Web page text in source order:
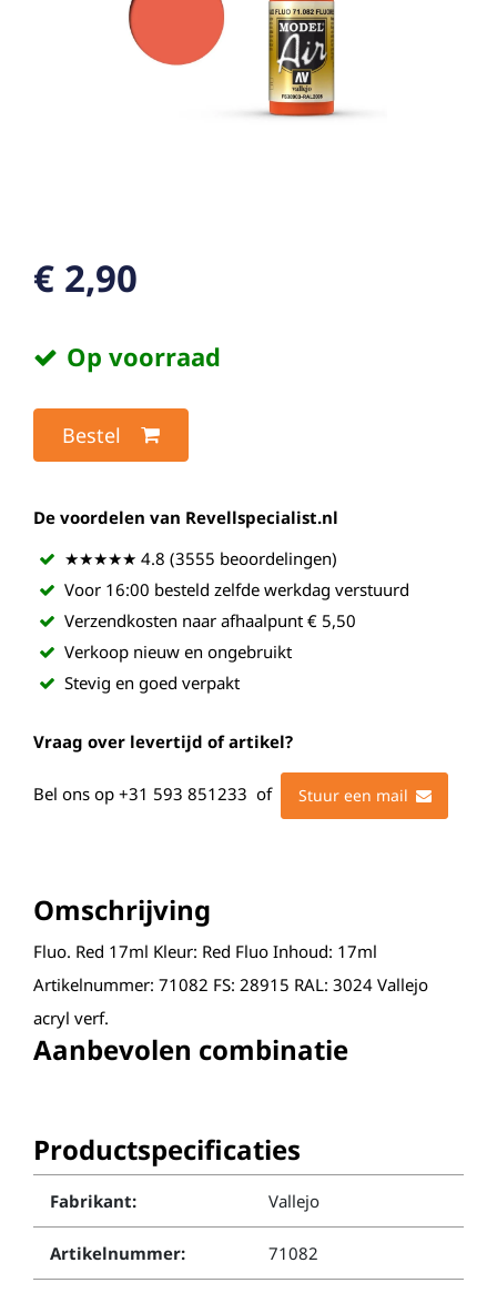
€ 2,90
Op voorraad
Bestel
De voordelen van Revellspecialist.nl
★★★★★ 4.8 (3555 beoordelingen)
Voor 16:00 besteld zelfde werkdag verstuurd
Verzendkosten naar afhaalpunt € 5,50
Verkoop nieuw en ongebruikt
Stevig en goed verpakt
Vraag over levertijd of artikel?
Bel ons op +31 593 851233 of Stuur een mail
Omschrijving
Fluo. Red 17ml Kleur: Red Fluo Inhoud: 17ml
Artikelnummer: 71082 FS: 28915 RAL: 3024 Vallejo
acryl verf.
Aanbevolen combinatie
Productspecificaties
Fabrikant: Vallejo
Artikelnummer: 71082